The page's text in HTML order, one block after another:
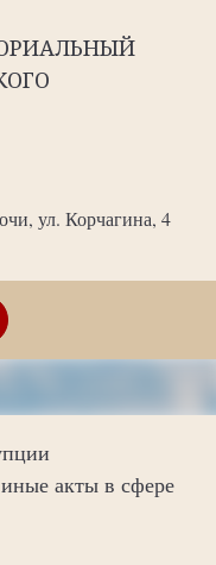
ул. Корчагина, 4
акты в сфере